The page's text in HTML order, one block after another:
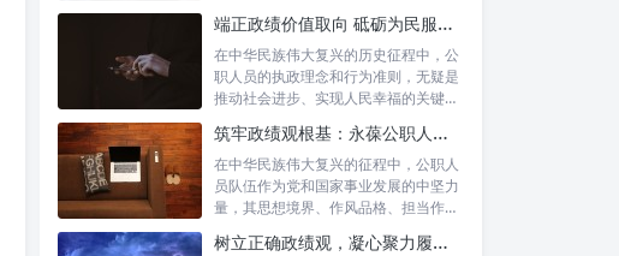
端正政绩价值取向 砥砺为民服务初心：新时代公仆的责任与担当
在中华民族伟大复兴的历史征程中，公
职人员的执政理念和行为准则，无疑是
推动社会进步、实现人民幸福的关键所
筑牢政绩观根基：永葆公职人员本色的时代考量与实践路径
在中华民族伟大复兴的征程中，公职人
员队伍作为党和国家事业发展的中坚力
量，其思想境界、作风品格、担当作为
树立正确政绩观，凝心聚力履职尽责：新时代下的治理智慧与实践路径